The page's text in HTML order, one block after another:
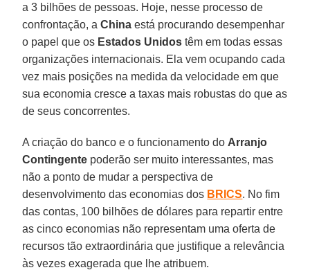
a 3 bilhões de pessoas. Hoje, nesse processo de
confrontação, aChina está procurando desempenhar
o papel que os Estados Unidos têm em todas essas
organizações internacionais. Ela vem ocupando cada
vez mais posições na medida da velocidade em que
sua economia cresce a taxas mais robustas do que as
de seus concorrentes.
A criação do banco e o funcionamento do Arranjo
Contingente poderão ser muito interessantes, mas
não a ponto de mudar a perspectiva de
desenvolvimento das economias dos BRICS. No fim
das contas, 100 bilhões de dólares para repartir entre
as cinco economias não representam uma oferta de
recursos tão extraordinária que justifique a relevância
às vezes exagerada que lhe atribuem.